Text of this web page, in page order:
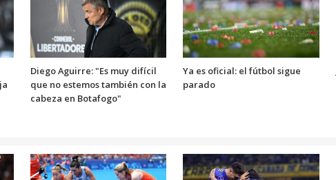
Diego Aguirre: "Es muy difícil
que no estemos también con la
cabeza en Botafogo"
Ya es oficial: el fútbol sigue
parado